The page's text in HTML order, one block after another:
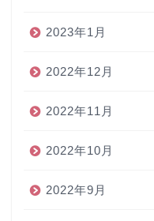
2023年1月
2022年12月
2022年11月
2022年10月
2022年9月